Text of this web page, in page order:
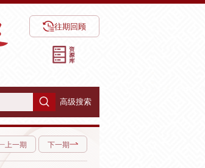
往期回顾
高级搜索
上一期 下一期